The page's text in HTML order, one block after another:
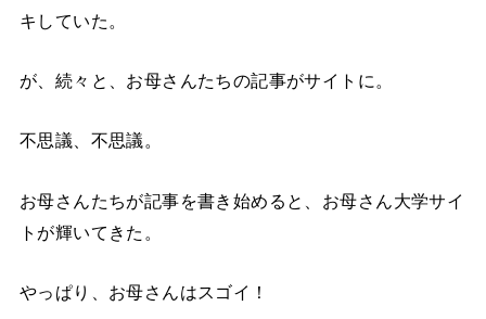
キしていた。
が、続々と、お母さんたちの記事がサイトに。
不思議、不思議。
お母さんたちが記事を書き始めると、お母さん大学サイ
トが輝いてきた。
やっぱり、お母さんはスゴイ！